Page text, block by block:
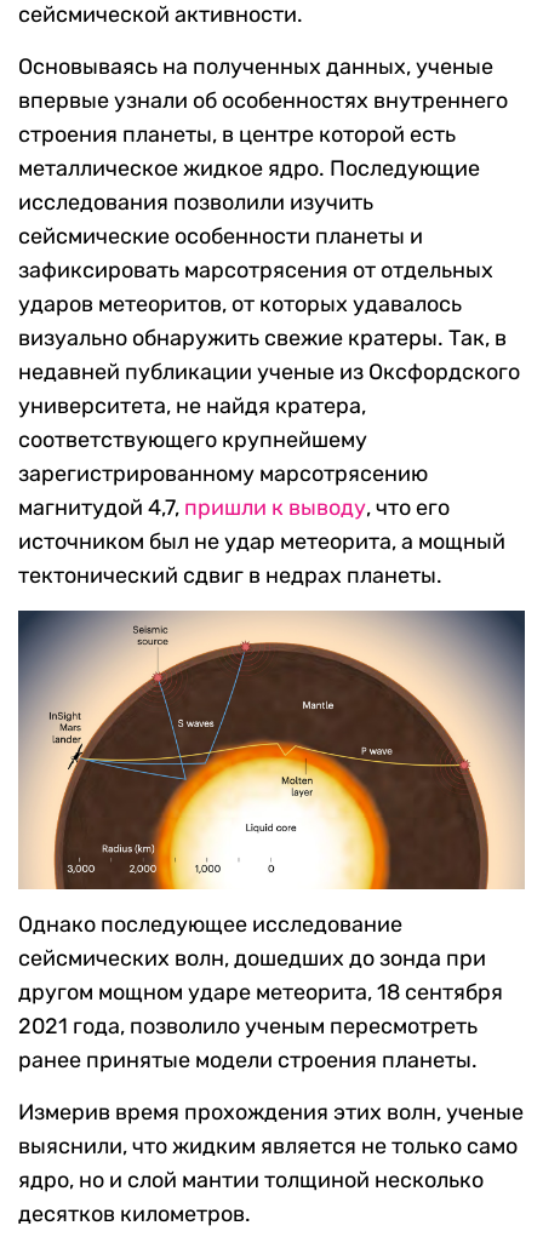
сейсмической активности.
Основываясь на полученных данных, ученые
впервые узнали об особенностях внутреннего
строения планеты, в центре которой есть
металлическое жидкое ядро. Последующие
исследования позволили изучить
сейсмические особенности планеты и
зафиксировать марсотрясения от отдельных
ударов метеоритов, от которых удавалось
визуально обнаружить свежие кратеры. Так, в
недавней публикации ученые из Оксфордского
университета, не найдя кратера,
соответствующего крупнейшему
зарегистрированному марсотрясению
магнитудой 4,7, пришли к выводу, что его
источником был не удар метеорита, а мощный
тектонический сдвиг в недрах планеты.
Однако последующее исследование
сейсмических волн, дошедших до зонда при
другом мощном ударе метеорита, 18 сентября
2021 года, позволило ученым пересмотреть
ранее принятые модели строения планеты.
Измерив время прохождения этих волн, ученые
выяснили, что жидким является не только само
ядро, но и слой мантии толщиной несколько
десятков километров.